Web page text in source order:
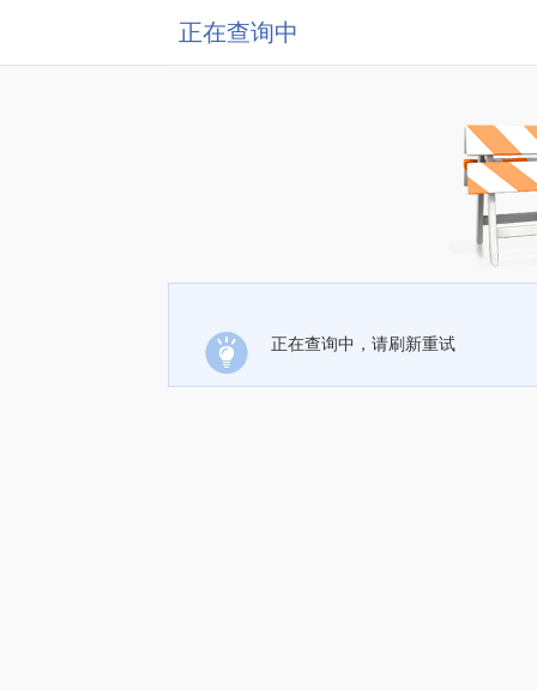
正在查询中
正在查询中，请刷新重试